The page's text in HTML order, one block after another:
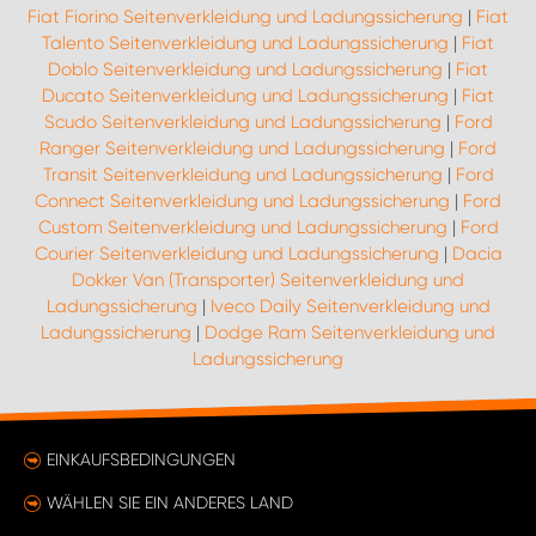
Fiat Fiorino Seitenverkleidung und Ladungssicherung | Fiat
Talento Seitenverkleidung und Ladungssicherung | Fiat
Doblo Seitenverkleidung und Ladungssicherung | Fiat
Ducato Seitenverkleidung und Ladungssicherung | Fiat
Scudo Seitenverkleidung und Ladungssicherung | Ford
Ranger Seitenverkleidung und Ladungssicherung | Ford
Transit Seitenverkleidung und Ladungssicherung | Ford
Connect Seitenverkleidung und Ladungssicherung | Ford
Custom Seitenverkleidung und Ladungssicherung | Ford
Courier Seitenverkleidung und Ladungssicherung | Dacia
Dokker Van (Transporter) Seitenverkleidung und
Ladungssicherung | Iveco Daily Seitenverkleidung und
Ladungssicherung | Dodge Ram Seitenverkleidung und
Ladungssicherung
EINKAUFSBEDINGUNGEN
WÄHLEN SIE EIN ANDERES LAND